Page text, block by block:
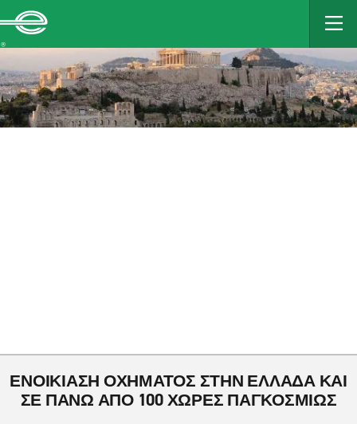
MAIN
CONTENT
Enterprise
ΕΝΟΙΚΙΑΣΗ ΟΧΗΜΑΤΟΣ ΣΤΗΝ ΕΛΛΑΔΑ ΚΑΙ
ΣΕ ΠΑΝΩ ΑΠΟ 100 ΧΩΡΕΣ ΠΑΓΚΟΣΜΙΩΣ